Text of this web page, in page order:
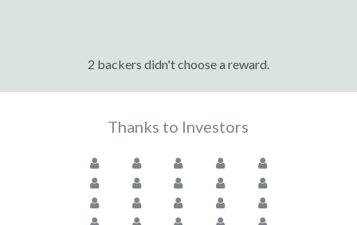
2 backers didn't choose a reward.
Thanks to Investors